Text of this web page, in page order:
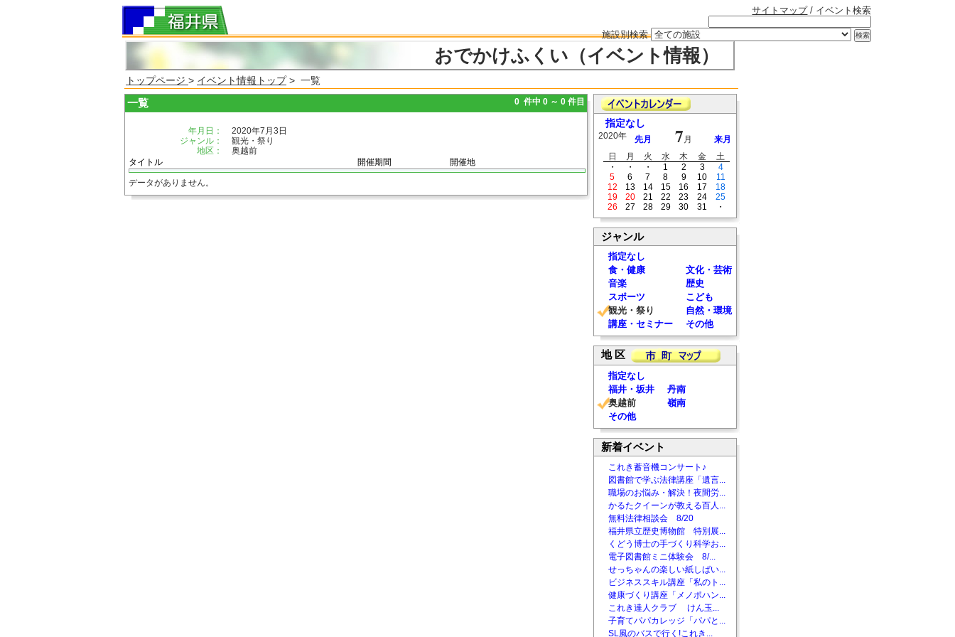
サイトマップ/ イベント検索
施設別検索
おでかけふくい（イベント情報）
トップページ > イベント情報トップ> 一覧
一覧 0 件中 0 ～ 0 件目
年月日：
2020年7月3日
ジャンル：
観光・祭り
地区：
奥越前
タイトル
開催期間 開催地
データがありません。
指定なし
2020年 先月 7 月
来月
日
月 火 水 木 金
土
・
・ ・ 1 2 3
4
5
6 7 8 9 10
11
12
13 14 15 16 17
18
19
20 21 22 23 24
25
26
27 28 29 30 31 ・
ジャンル
指定なし
食・健康
文化・芸術
音楽
歴史
スポーツ
こども
観光・祭り
自然・環境
講座・セミナー
その他
地 区
指定なし
福井・坂井
丹南
奥越前
嶺南
その他
新着イベント
これき蓄音機コンサート♪
図書館で学ぶ法律講座「遺言...
職場のお悩み・解決！夜間労...
かるたクイーンが教える百人...
無料法律相談会 8/20
福井県立歴史博物館 特別展...
くどう博士の手づくり科学お...
電子図書館ミニ体験会 8/...
せっちゃんの楽しい紙しばい...
ビジネススキル講座「私のト...
健康づくり講座「メノポハン...
これき達人クラブ けん玉...
子育てパパカレッジ「パパと...
SL風のバスで行く!これき...